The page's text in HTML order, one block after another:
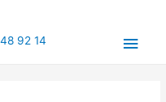
92 14